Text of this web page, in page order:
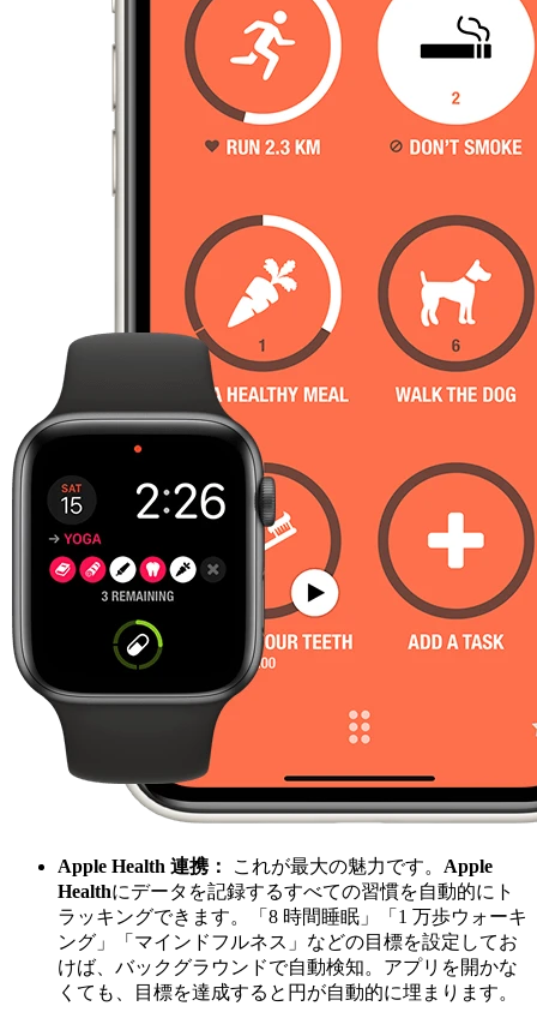
Apple Health 連携： これが最大の魅力です。 Apple
Healthにデータを記録するすべての習慣を自動的にト
ラッキングできます。「8 時間睡眠」「1 万歩ウォーキ
ング」「マインドフルネス」などの目標を設定してお
けば、バックグラウンドで自動検知。アプリを開かな
くても、目標を達成すると円が自動的に埋まります。